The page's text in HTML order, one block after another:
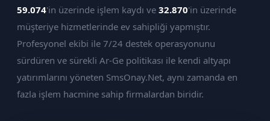
59.074'in üzerinde işlem kaydı ve 32.870'in üzerinde
müşteriye hizmetlerinde ev sahipliği yapmıştır.
Profesyonel ekibi ile 7/24 destek operasyonunu
sürdüren ve sürekli Ar-Ge politikası ile kendi altyapı
yatırımlarını yöneten SmsOnay.Net, aynı zamanda en
fazla işlem hacmine sahip firmalardan biridir.